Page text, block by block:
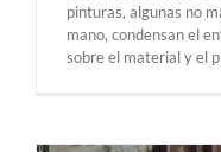
pinturas, algunas no
mano, condensan el
sobre el material y el